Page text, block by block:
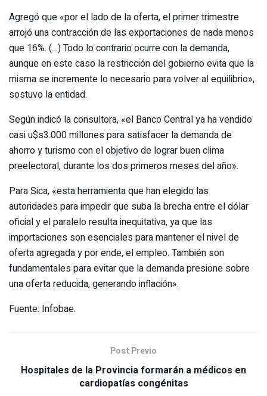
Agregó que «por el lado de la oferta, el primer trimestre
arrojó una contracción de las exportaciones de nada menos
que 16%. (…) Todo lo contrario ocurre con la demanda,
aunque en este caso la restricción del gobierno evita que la
misma se incremente lo necesario para volver al equilibrio»,
sostuvo la entidad.
Según indicó la consultora, «el Banco Central ya ha vendido
casi u$s3.000 millones para satisfacer la demanda de
ahorro y turismo con el objetivo de lograr buen clima
preelectoral, durante los dos primeros meses del año».
Para Sica, «esta herramienta que han elegido las
autoridades para impedir que suba la brecha entre el dólar
oficial y el paralelo resulta inequitativa, ya que las
importaciones son esenciales para mantener el nivel de
oferta agregada y por ende, el empleo. También son
fundamentales para evitar que la demanda presione sobre
una oferta reducida, generando inflación».
Fuente: Infobae.
Post Previo
Hospitales de la Provincia formarán a médicos en
cardiopatías congénitas